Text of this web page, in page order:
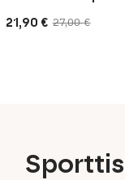
27,00€
Alkuperäinen
21,90 €
Nykyinen